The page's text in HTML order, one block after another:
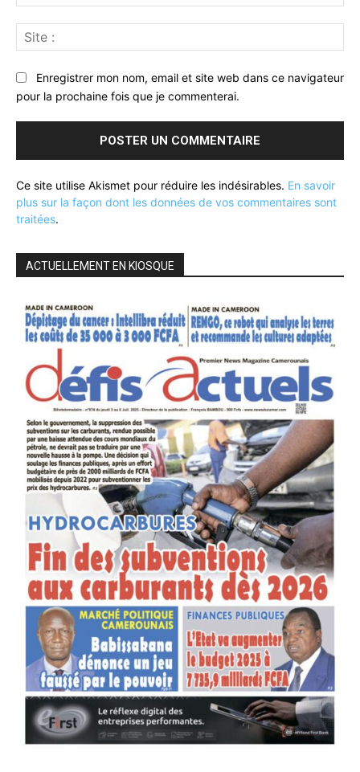
:*
:
Enregistrer mon nom, email et site web dans ce navigateur
pour la prochaine fois que je commenterai.
Ce site utilise Akismet pour réduire les indésirables. En savoir
plus sur la façon dont les données de vos commentaires sont
traitées.
ACTUELLEMENT EN KIOSQUE